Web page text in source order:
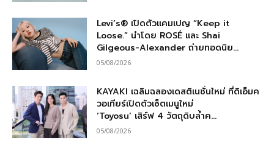
Levi’s® เปิดตัวแคมเปญ “Keep it
Loose.” นำโดย ROSÉ และ Shai
Gilgeous-Alexander ถ่ายทอดนิย...
05/08/2026
KAYAKI เฉลิมฉลองเดสติเนชั่นใหม่ ที่ดิเอ็มค
วอเทียร์เปิดตัวเซ็ตเมนูใหม่
‘Toyosu’ เสิร์ฟ 4 วัตถุดิบล้ำค...
05/08/2026